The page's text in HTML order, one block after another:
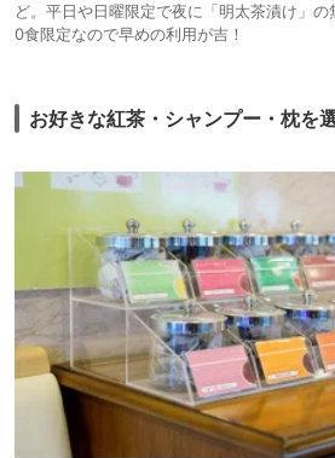
ど。平日や日曜限定で夜に「明太茶漬け」
0食限定なので早めの利用が吉！
お好きな紅茶・シャンプー・枕を